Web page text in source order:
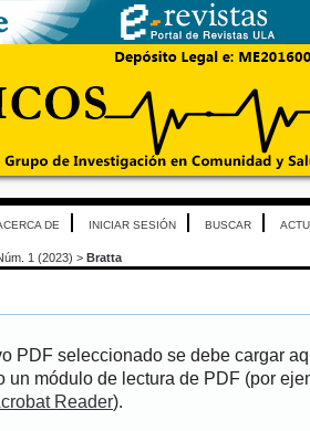
DE INICIAR SESIÓN BUSCAR
1 (2023) > Bratta
PDF seleccionado se debe cargar
un módulo de lectura de PDF (por
Reader).